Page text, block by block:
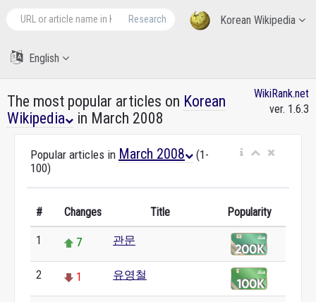
Korean Wikipedia
Research
English
The most popular articles on Korean
Wikipedia
in March 2008
WikiRank.net
ver. 1.6.3
Popular articles in March 2008
(1-
100)
# Changes Title Popularity
1 7 관문
2 1 유영철